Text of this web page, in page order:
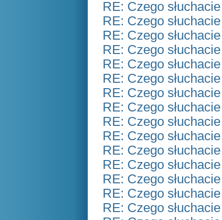
RE: Czego
RE: Czego
RE: Czego
RE: Czego
RE: Czego
RE: Czego
RE: Czego
RE: Czego
RE: Czego
RE: Czego
RE: Czego
RE: Czego
RE: Czego
RE: Czego
RE: Czego